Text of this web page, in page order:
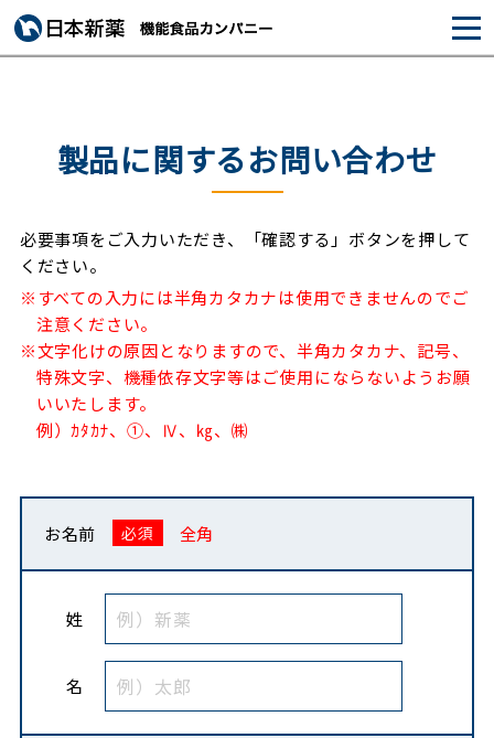
製品に関するお問い合わせ
必要事項をご入力いただき、「確認する」ボタンを押して
ください。
※すべての入力には半角カタカナは使用できませんのでご
注意ください。
※文字化けの原因となりますので、半角カタカナ、記号、
特殊文字、機種依存文字等はご使用にならないようお願
いいたします。
例）ｶﾀｶﾅ、①、Ⅳ、㎏、㈱
お名前 全角
姓
名